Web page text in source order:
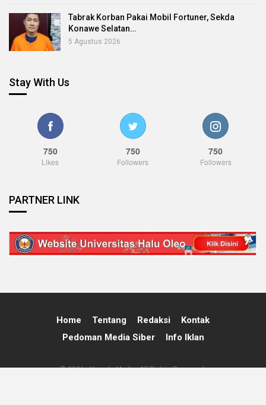
Tabrak Korban Pakai Mobil Fortuner, Sekda
Konawe Selatan…
5 Agustus 2026
Stay With Us
750
Likes
750
Followers
750
Followers
PARTNER LINK
Home Tentang Redaksi
Kontak
Pedoman Media Siber
Info Iklan
© 2026 - Nawala Media. All Rights Reserved.